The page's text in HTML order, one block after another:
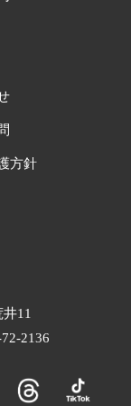
方針
11
2136